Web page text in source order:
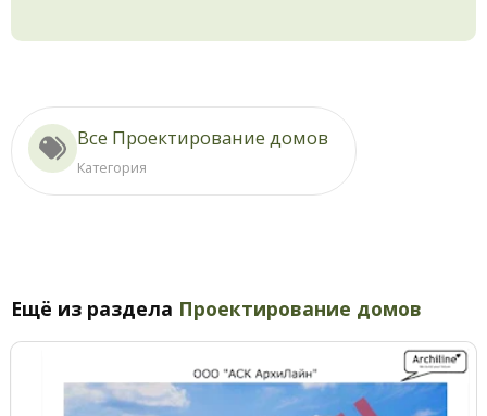
Все Проектирование домов
Категория
Ещё из раздела Проектирование домов